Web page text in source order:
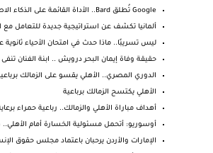
Google تُطلق Bard.. الأداة القائمة على الذكاء الاص...
ألمانيا تكشف عن استراتيجية جديدة للتعامل مع
ليس تسريبًا.. ماذا حدث في امتحان الأحياء ثانوية
حقيقة وفاة إيمان البحر درويش .. ابنة الفنان تنفى
الدوري المصري.. الأهلي يقسو على الزمالك
الأهلي يكتسح الزمالك برباعية
أهداف مباراة الأهلي والزمالك.. رباعية حمراء
أوسوريو: أتحمل مسئولية الخسارة أمام
الإمارات والأردن يرحبان باعتماد مجلس حقوق